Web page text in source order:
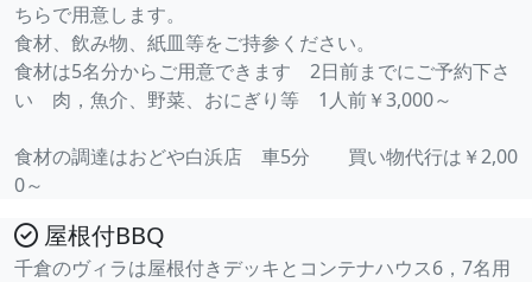
ちらで用意します。
食材、飲み物、紙皿等をご持参ください。
食材は5名分からご用意できます 2日前までにご予約下さ
い 肉，魚介、野菜、おにぎり等 1人前￥3,000～
食材の調達はおどや白浜店 車5分 買い物代行は￥2,00
0～
屋根付BBQ
千倉のヴィラは屋根付きデッキとコンテナハウス6，7名用